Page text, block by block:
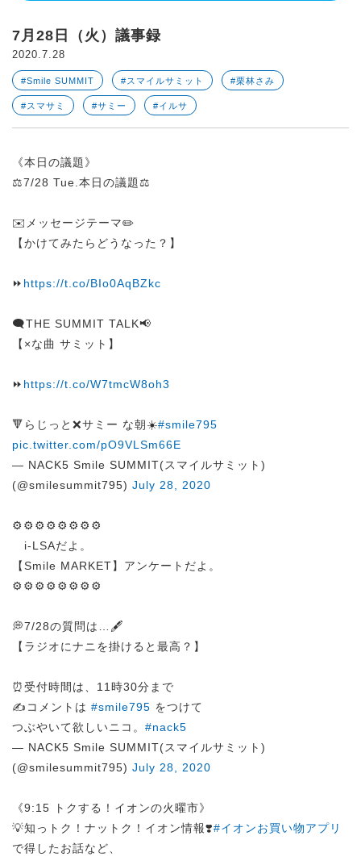
7月28日（火）議事録
2020.7.28
#Smile SUMMIT #スマイルサミット #栗林さみ
#スマサミ #サミー #イルサ
《本日の議題》
⚖️7/28 Tue.本日の議題⚖️
✉️メッセージテーマ✏️
【かけてみたらどうなった？】
⏩ https://t.co/BIo0AqBZkc
🗨️THE SUMMIT TALK📢
【×な曲 サミット】
⏩ https://t.co/W7tmcW8oh3
🔻らじっと❌サミー な朝☀️#smile795
pic.twitter.com/pO9VLSm66E
— NACK5 Smile SUMMIT(スマイルサミット)
(@smilesummit795) July 28, 2020
⚙️⚙️⚙️⚙️⚙️⚙️⚙️⚙️
i-LSAだよ。
【Smile MARKET】アンケートだよ。
⚙️⚙️⚙️⚙️⚙️⚙️⚙️⚙️
💭7/28の質問は…🖋️
【ラジオにナニを掛けると最高？】
⏰受付時間は、11時30分まで
✍️コメントは #smile795 をつけて
つぶやいて欲しいニコ。 #nack5
— NACK5 Smile SUMMIT(スマイルサミット)
(@smilesummit795) July 28, 2020
《9:15 トクする！イオンの火曜市》
💡知っトク！ナットク！イオン情報❣️#イオンお買い物アプリ
で得したお話など、